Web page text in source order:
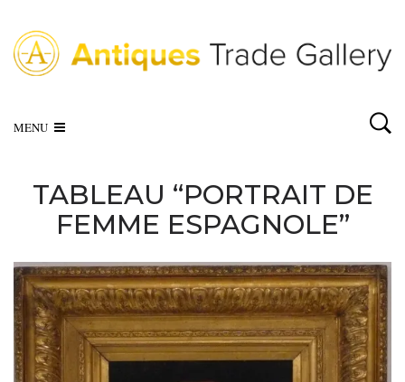
MENU
TABLEAU “PORTRAIT DE
FEMME ESPAGNOLE”